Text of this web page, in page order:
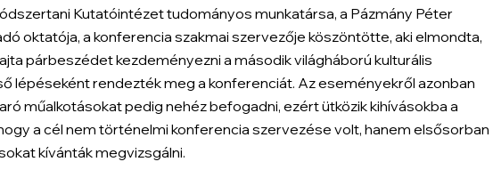
Kutatóintézet tudományos munkatársa, a Pázmány Péter
oktatója, a konferencia szakmai szervezője köszöntötte, aki elmondta,
párbeszédet kezdeményezni a második világháború kulturális
lépéseként rendezték meg a konferenciát. Az eseményekről azonban
műalkotásokat pedig nehéz befogadni, ezért ütközik kihívásokba a
a cél nem történelmi konferencia szervezése volt, hanem elsősorban
kívánták megvizsgálni.